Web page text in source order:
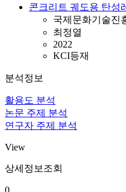
콘크리트 궤도용 탄성
국제문화기술진
최정열
2022
KCI등재
분석정보
활용도 분석
논문 주제 분석
연구자 주제 분석
View
상세정보조회
0